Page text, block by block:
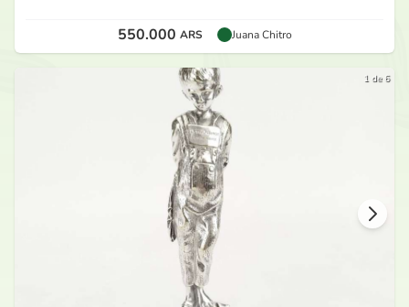
550.000 ARS Juana Chitro
1 de 6